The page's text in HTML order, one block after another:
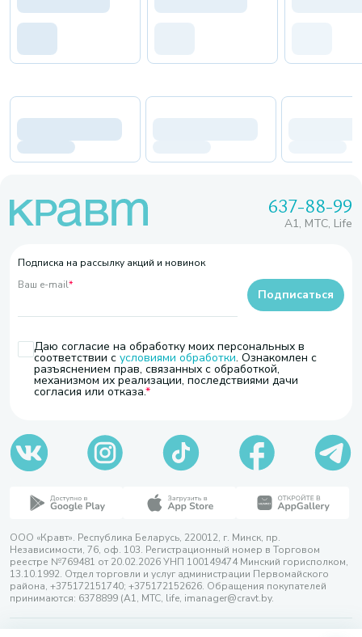
637-88-99
A1, МТС, Life
Подписка на рассылку акций и новинок
Ваш e-mail*
Даю согласие на обработку моих персональных в
соответствии с условиями обработки. Ознакомлен с
разъяснением прав, связанных с обработкой,
механизмом их реализации, последствиями дачи
согласия или отказа.
Подписаться
ООО «Кравт». Республика Беларусь, 220012, г. Минск, пр.
Независимости, 76, оф. 103. Регистрационный номер в Торговом
реестре №769481 от 20.02.2026 УНП 100149474 Минский горисполком,
13.10.1992. Отдел торговли и услуг администрации Первомайского
района, +375172151740; +375172152626. Обращения покупателей
принимаются: 6378899 (А1, МТС, life, imanager@cravt.by.